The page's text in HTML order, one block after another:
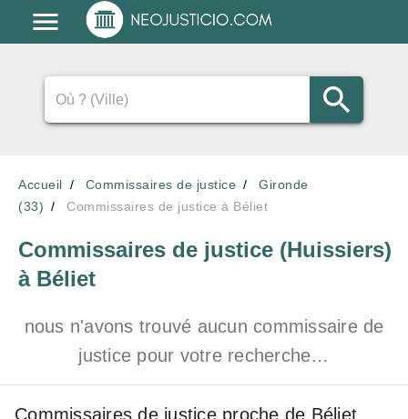
Accueil Commissaires de justice
Gironde
(33)
Commissaires de justice à Béliet
Commissaires de justice (Huissiers)
à Béliet
nous n'avons trouvé aucun commissaire de
justice pour votre recherche…
Commissaires de justice proche de Béliet